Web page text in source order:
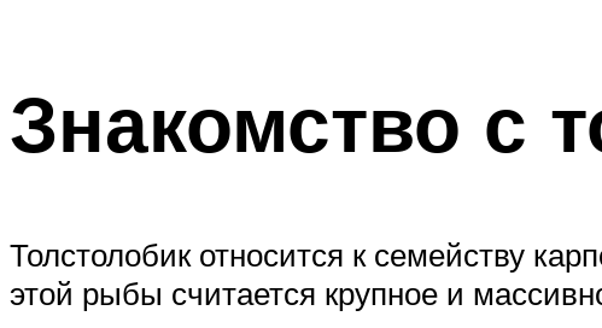
Знакомство с
Толстолобик относится к семейству
этой рыбы считается крупное и